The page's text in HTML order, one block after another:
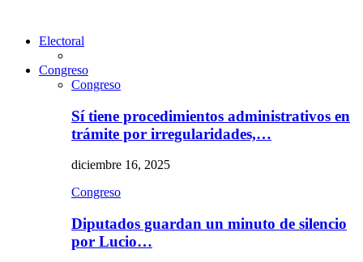
Electoral
Congreso
Congreso
Sí tiene procedimientos administrativos en
trámite por irregularidades,…
diciembre 16, 2025
Congreso
Diputados guardan un minuto de silencio
por Lucio…